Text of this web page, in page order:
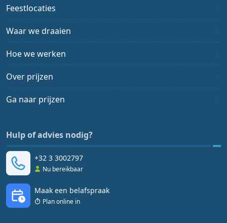
Feestlocaties
Waar we draaien
Hoe we werken
Over prijzen
Ga naar prijzen
Hulp of advies nodig?
+32 3 3002797
Nu bereikbaar
Maak een belafspraak
Plan online in